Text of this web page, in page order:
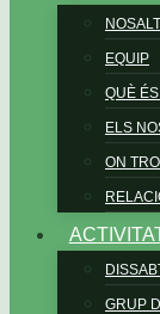
EQUIP
QUÈ
ELS
ON
GRUP